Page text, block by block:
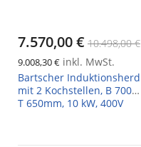
7.570,00 € 10.498,00 €
9.008,30 € inkl. MwSt.
Bartscher Induktionsherd
mit 2 Kochstellen, B 700 x
T 650mm, 10 kW, 400V